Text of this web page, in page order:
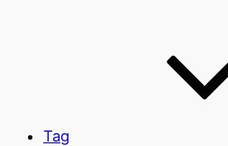
Tag